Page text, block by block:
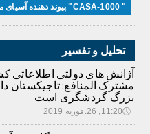
" CASA-1000" پیوند دهنده آسیای مرکزی و آسیای جنوبی
تحلیل و تفسیر
آژانش های دولتی اطلاعاتی
مشترک المنافع: تاجیکستان
بزرگ گردشگری است
🕔11:20, 26.فوریه 2019